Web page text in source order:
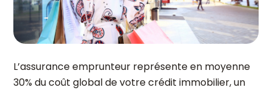
L’assurance emprunteur représente en moyenne
30% du coût global de votre crédit immobilier, un